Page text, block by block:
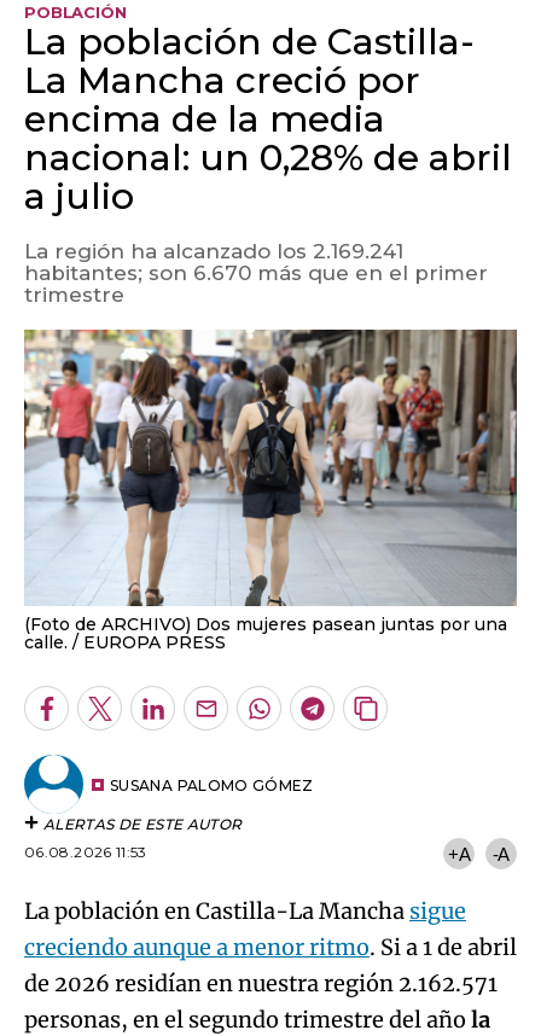
POBLACIÓN
La población de Castilla-
La Mancha creció por
encima de la media
nacional: un 0,28% de abril
a julio
La región ha alcanzado los 2.169.241
habitantes; son 6.670 más que en el primer
trimestre
(Foto de ARCHIVO) Dos mujeres pasean juntas por una
calle.
EUROPA PRESS
Facebook
TwitterLinkedInEnviarWhatsapp
Telegram
Copiar
SUSANA PALOMO GÓMEZ
ALERTAS DE ESTE AUTOR
06.08.2026 11:53
+A -A
La población en Castilla-La Mancha sigue
creciendo aunque a menor ritmo. Si a 1 de abril
de 2026 residían en nuestra región 2.162.571
personas, en el segundo trimestre del año la